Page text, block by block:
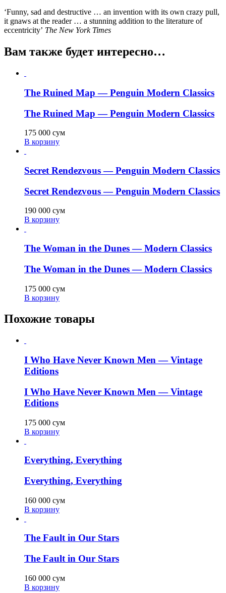
‘Funny, sad and destructive … an invention with its own crazy pull,
it gnaws at the reader … a stunning addition to the literature of
eccentricity’ The New York Times
Вам также будет интересно…
The Ruined Map — Penguin Modern Classics
The Ruined Map — Penguin Modern Classics
175 000 сум
В корзину
Secret Rendezvous — Penguin Modern Classics
Secret Rendezvous — Penguin Modern Classics
190 000 сум
В корзину
The Woman in the Dunes — Modern Classics
The Woman in the Dunes — Modern Classics
175 000 сум
В корзину
Похожие товары
I Who Have Never Known Men — Vintage
Editions
I Who Have Never Known Men — Vintage
Editions
175 000 сум
В корзину
Everything, Everything
Everything, Everything
160 000 сум
В корзину
The Fault in Our Stars
The Fault in Our Stars
160 000 сум
В корзину